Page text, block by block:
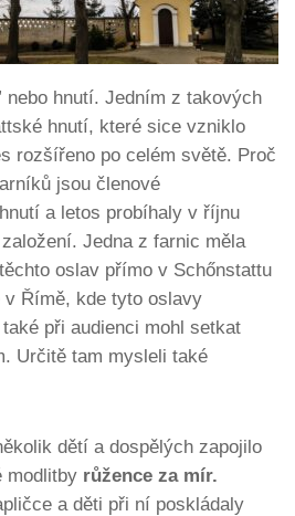
nebo hnutí. Jedním z takových
hnutí, které sice vzniklo
rozšířeno po celém světě. Proč
jsou členové
a letos probíhaly v říjnu
Jedna z farnic měla
oslav přímo v Schőnstattu
Římě, kde tyto oslavy
při audienci mohl setkat
Určitě tam mysleli také
dětí a dospělých zapojilo
modlitby růžence za mír.
a děti při ní poskládaly